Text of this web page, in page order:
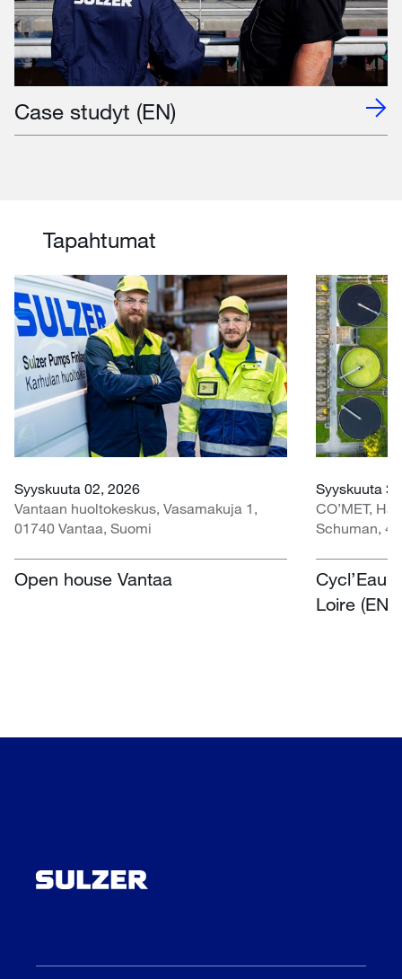
Case studyt (EN)
Tapahtumat
Syyskuuta 02, 2026
Vantaan huoltokeskus, Vasamakuja 1,
01740 Vantaa, Suomi
Open house Vantaa
Syyskuuta
CO’MET,
Schuman,
Cycl’Eau
Loire (EN)